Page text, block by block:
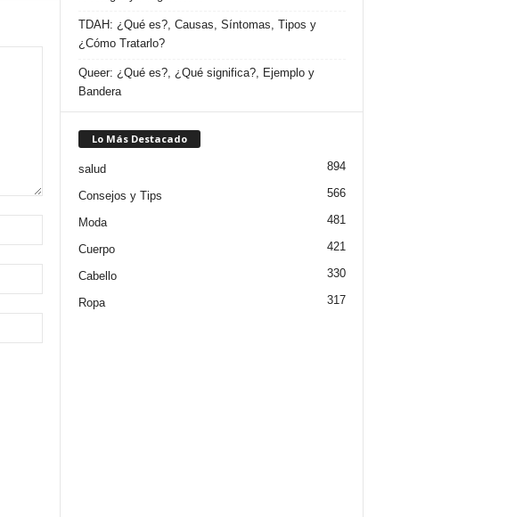
TDAH: ¿Qué es?, Causas, Síntomas, Tipos y
¿Cómo Tratarlo?
Queer: ¿Qué es?, ¿Qué significa?, Ejemplo y
Bandera
Lo Más Destacado
salud 894
Consejos y Tips 566
Moda 481
Cuerpo 421
Cabello 330
Ropa 317